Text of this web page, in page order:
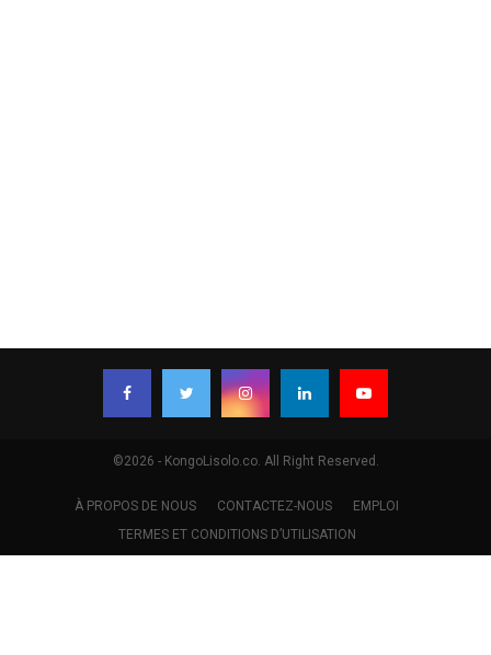
©2026 - KongoLisolo.co. All Right Reserved.
À PROPOS DE NOUS CONTACTEZ-NOUS
EMPLOI
TERMES ET CONDITIONS D’UTILISATION